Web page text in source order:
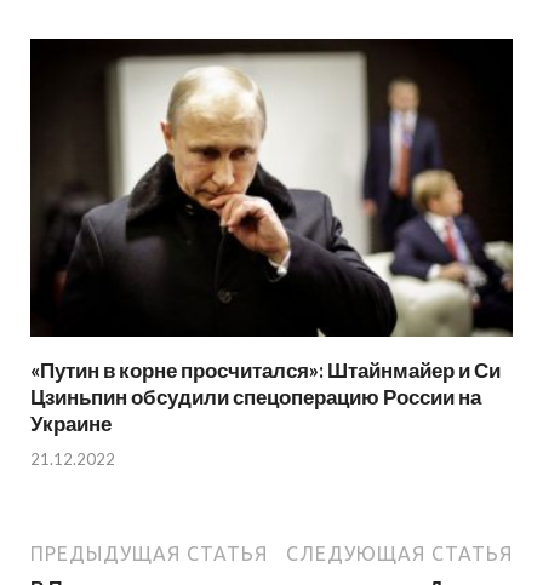
«Путин в корне просчитался»: Штайнмайер и Си
Цзиньпин обсудили спецоперацию России на
Украине
21.12.2022
ПРЕДЫДУЩАЯ СТАТЬЯ СЛЕДУЮЩАЯ СТАТЬЯ